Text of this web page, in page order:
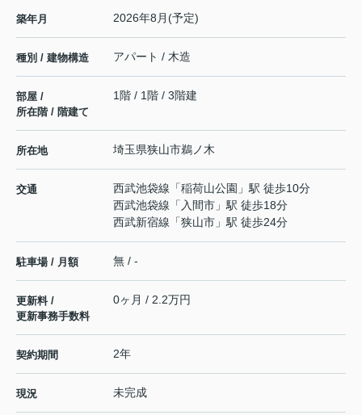
築年月 2026年8月(予定)
種別 / 建物構造 アパート / 木造
部屋 /
所在階 / 階建て
1階 / 1階 / 3階建
所在地 埼玉県狭山市鵜ノ木
交通 西武池袋線 「稲荷山公園 」駅 徒歩10分
西武池袋線 「 入間市 」駅 徒歩18分
西武新宿線 「狭山市 」駅 徒歩24分
駐車場 / 月額 無 / -
更新料 /
更新事務手数料
0ヶ月 / 2.2万円
契約期間 2年
現況 未完成